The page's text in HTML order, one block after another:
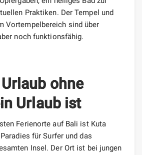
Praktiken. Der Tempel und
Vortempelbereich sind über
noch funktionsfähig.
ohne
Urlaub ist
Ferienorte auf Bali ist Kuta
für Surfer und das
Insel. Der Ort ist bei jungen